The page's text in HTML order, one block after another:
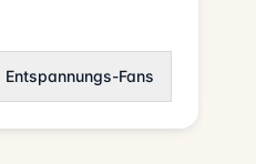
Entspannungs-Fans